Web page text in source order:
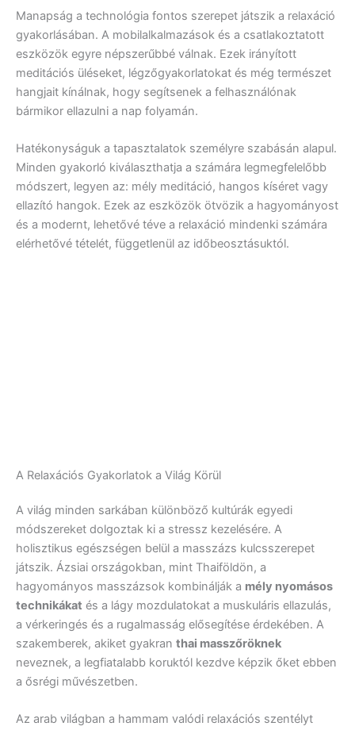
Manapság a technológia fontos szerepet játszik a relaxáció
gyakorlásában. A mobilalkalmazások és a csatlakoztatott
eszközök egyre népszerűbbé válnak. Ezek irányított
meditációs üléseket, légzőgyakorlatokat és még természet
hangjait kínálnak, hogy segítsenek a felhasználónak
bármikor ellazulni a nap folyamán.
Hatékonyságuk a tapasztalatok személyre szabásán alapul.
Minden gyakorló kiválaszthatja a számára legmegfelelőbb
módszert, legyen az: mély meditáció, hangos kíséret vagy
ellazító hangok. Ezek az eszközök ötvözik a hagyományost
és a modernt, lehetővé téve a relaxáció mindenki számára
elérhetővé tételét, függetlenül az időbeosztásuktól.
A Relaxációs Gyakorlatok a Világ Körül
A világ minden sarkában különböző kultúrák egyedi
módszereket dolgoztak ki a stressz kezelésére. A
holisztikus egészségen belül a masszázs kulcsszerepet
játszik. Ázsiai országokban, mint Thaiföldön, a
hagyományos masszázsok kombinálják a mély nyomásos
technikákat és a lágy mozdulatokat a muskuláris ellazulás,
a vérkeringés és a rugalmasság elősegítése érdekében. A
szakemberek, akiket gyakran thai masszőröknek
neveznek, a legfiatalabb koruktól kezdve képzik őket ebben
a ősrégi művészetben.
Az arab világban a hammam valódi relaxációs szentélyt